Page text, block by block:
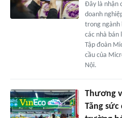
Đây là nhận
doanh
trong ngành
các nhà bán
Tập đoàn
cầu của
Nội.
Thương
Tăng